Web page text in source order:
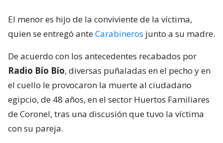
adolescente tras el homicidio de un ciudadano
egipcio en Coronel –región del Bío Bío-, el que
recibió puñaladas en medio de una discusión
familiar.
El menor es hijo de la conviviente de la víctima,
quien se entregó anteCarabinerosjunto a su madre.
De acuerdo con los antecedentes recabados por